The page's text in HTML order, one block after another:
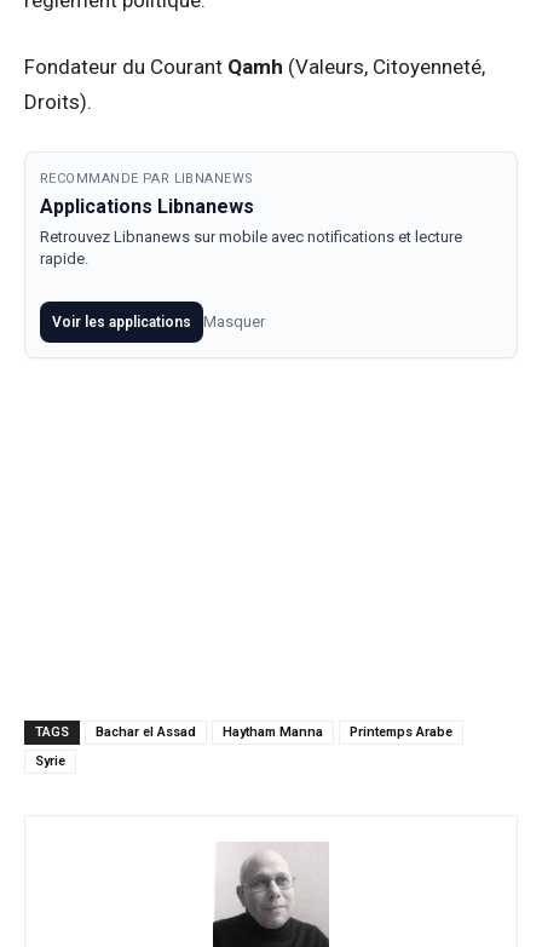
Fondateur du Courant Qamh (Valeurs, Citoyenneté,
Droits).
RECOMMANDE PAR LIBNANEWS
Applications Libnanews
Retrouvez Libnanews sur mobile avec notifications et lecture
rapide.
Voir les applications Masquer
TAGS Bachar el Assad Haytham Manna
Printemps Arabe
Syrie